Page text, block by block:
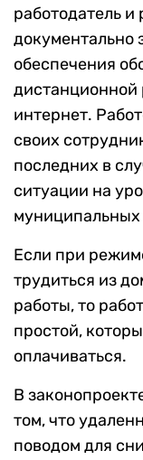
работодатель
документально
обеспечения
дистанционной
интернет.
своих
последних в
ситуации на
муниципальных
Если при
трудиться из
работы, то
простой,
оплачиваться.
В
том, что
поводом для